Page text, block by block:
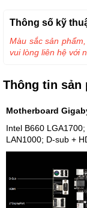
Thông tin sản
Motherboard
Intel B660
LAN1000; D-sub +
Thông số kỹ
Màu sắc sản
vui lòng liên hệ với